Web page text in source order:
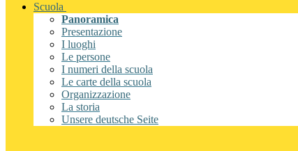
Scuola
Panoramica
Presentazione
I luoghi
Le persone
I numeri della scuola
Le carte della scuola
Organizzazione
La storia
Unsere deutsche Seite